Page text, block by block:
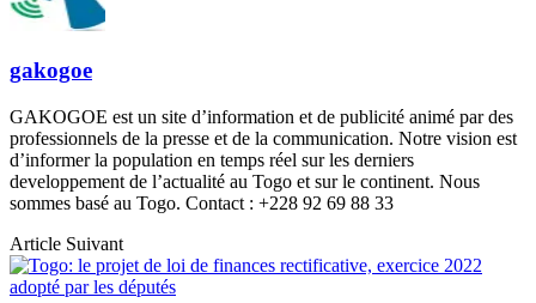
gakogoe
GAKOGOE est un site d’information et de publicité animé par des
professionnels de la presse et de la communication. Notre vision est
d’informer la population en temps réel sur les derniers
developpement de l’actualité au Togo et sur le continent. Nous
sommes basé au Togo. Contact : +228 92 69 88 33
Article Suivant